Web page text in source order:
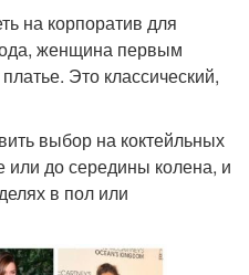
на корпоратив для
женщина первым
Это классический,
выбор на коктейльных
или до середины колена, и
в пол или